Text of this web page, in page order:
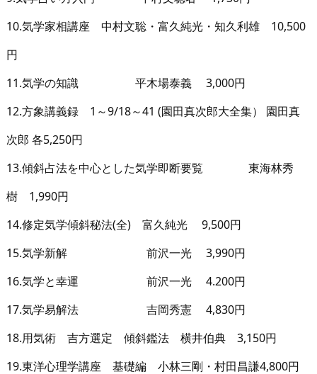
10.気学家相講座 中村文聡・富久純光・知久利雄 10,500
円
11.気学の知識 平木場泰義 3,000円
12.方象講義録 1～9/18～41 (園田真次郎大全集） 園田真
次郎 各5,250円
13.傾斜占法を中心とした気学即断要覧 東海林秀
樹 1,990円
14.修定気学傾斜秘法(全) 富久純光 9,500円
15.気学新解 前沢一光 3,990円
16.気学と幸運 前沢一光 4.200円
17.気学易解法 吉岡秀憲 4,830円
18.用気術 吉方選定 傾斜鑑法 横井伯典 3,150円
19.東洋心理学講座 基礎編 小林三剛・村田昌謙4,800円